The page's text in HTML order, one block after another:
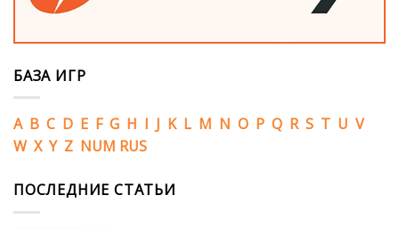
БАЗА ИГР
A B C D E F G H I J K L M N O P Q R S T U V
W X Y Z NUM RUS
ПОСЛЕДНИЕ СТАТЬИ